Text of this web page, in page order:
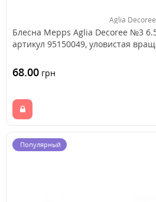
Aglia Decoree
Блесна Mepps Aglia Decoree №3
артикул 95150049, уловистая
68.00 грн
Популярный